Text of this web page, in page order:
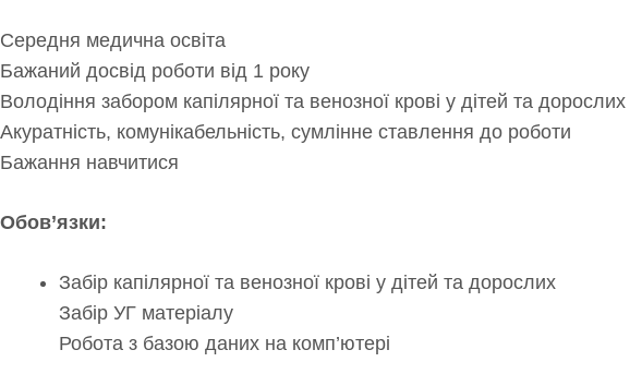
Середня медична освіта
Бажаний досвід роботи від 1 року
Володіння забором капілярної та венозної крові у дітей та дорослих
Акуратність, комунікабельність, сумлінне ставлення до роботи
Бажання навчитися
Обов’язки:
Забір капілярної та венозної крові у дітей та дорослих
Забір УГ матеріалу
Робота з базою даних на комп’ютері